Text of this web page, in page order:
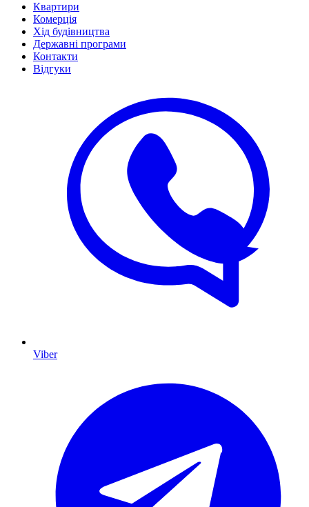
Квартири
Комерція
Хід будівництва
Державні програми
Контакти
Відгуки
Viber